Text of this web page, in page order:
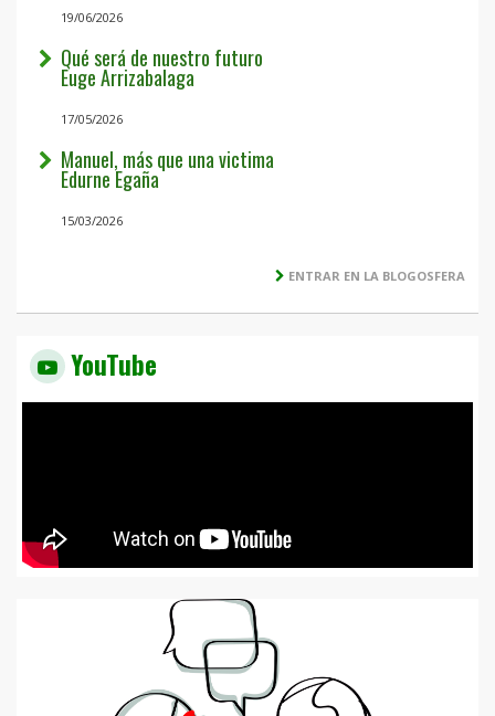
19/06/2026
Qué será de nuestro futuro
Euge Arrizabalaga
17/05/2026
Manuel, más que una victima
Edurne Egaña
15/03/2026
ENTRAR EN LA BLOGOSFERA
YouTube